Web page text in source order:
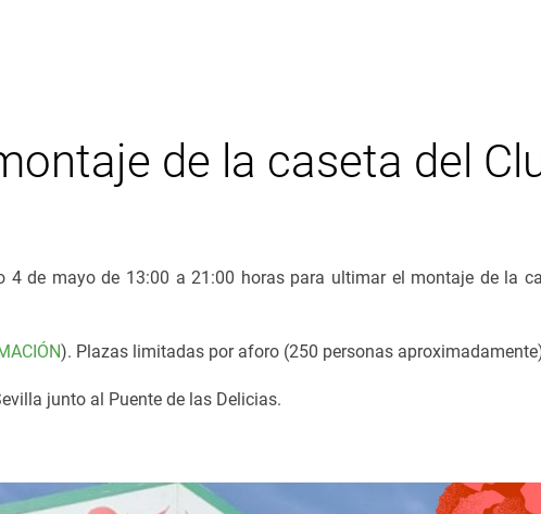
de la caseta del
4 de mayo de 13:00 a 21:00 horas para ultimar el montaje de la
). Plazas limitadas por aforo (250 personas
junto al Puente de las Delicias.